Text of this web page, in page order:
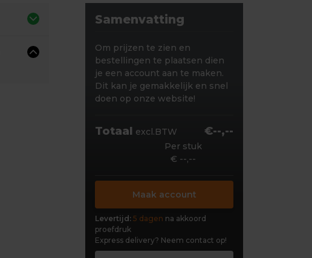
Samenvatting
Om prijzen te zien en
bestellingen te plaatsen dien
je een account aan te maken.
Dit kan je gemakkelijk en snel
doen op onze website!
Totaal excl.BTW €--,--
Per stuk
€ --,--
Maak account
Levertijd: 5 dagen na akkoord
proefdruk
Express delivery? Neem contact op!